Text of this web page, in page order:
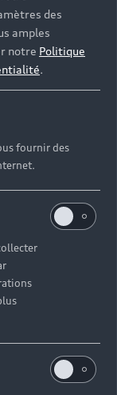
des
amples
notre Politique
.
fournir des